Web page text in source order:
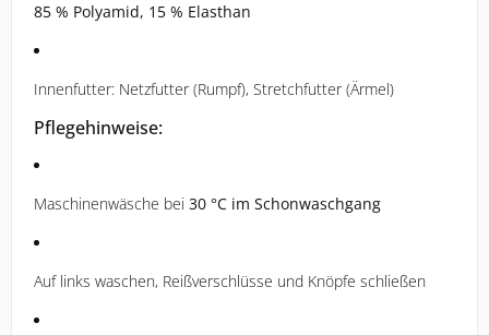
85 % Polyamid, 15 % Elasthan
Innenfutter: Netzfutter (Rumpf), Stretchfutter (Ärmel)
Pflegehinweise:
Maschinenwäsche bei 30 °C im Schonwaschgang
Auf links waschen, Reißverschlüsse und Knöpfe schließen